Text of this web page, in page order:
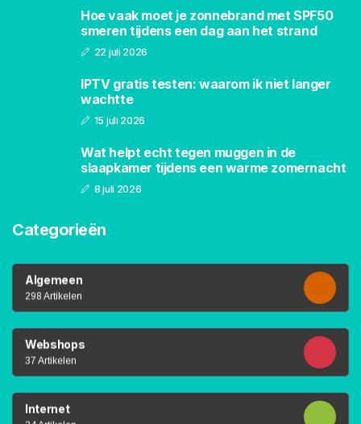
Hoe vaak moet je zonnebrand met SPF50
smeren tijdens een dag aan het strand
22 juli 2026
IPTV gratis testen: waarom ik niet langer
wachtte
15 juli 2026
Wat helpt echt tegen muggen in de
slaapkamer tijdens een warme zomernacht
8 juli 2026
Categorieën
Algemeen
298 Artikelen
Webshops
37 Artikelen
Internet